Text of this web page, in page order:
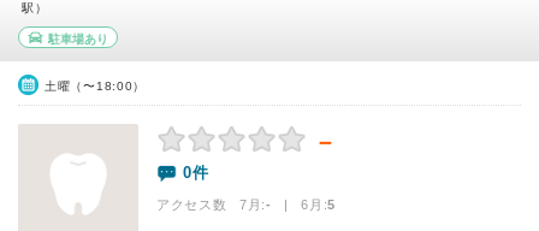
駅）
駐車場あり
土曜（〜18:00）
－
0件
アクセス数 7月:- | 6月:5